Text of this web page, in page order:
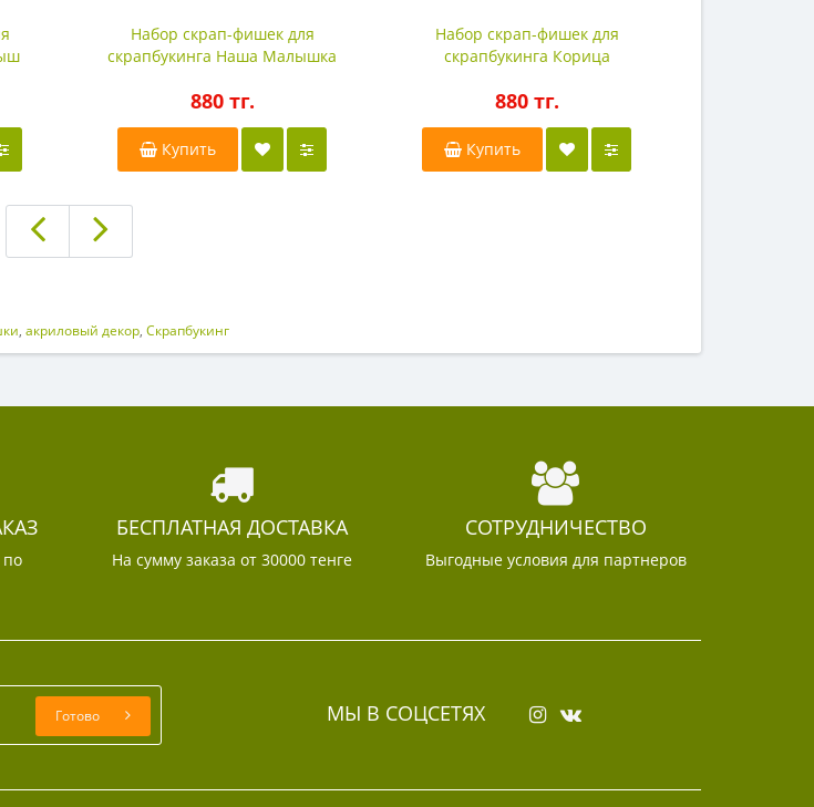
Набор скрап-фишек для
скрапбукинга Наша Малышка
880 тг.
Купить
Набор скрап-фишек для
скрапбукинга Корица
880 тг.
Купить
, акриловый декор, Скрапбукинг
БЕСПЛАТНАЯ ДОСТАВКА
На сумму заказа от 30000 тенге
СОТРУДНИЧЕСТВО
Выгодные условия для партнеров
Готово МЫ В СОЦСЕТЯХ